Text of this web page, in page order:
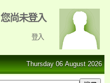
您尚未登入
登入
Thursday 06 August 2026